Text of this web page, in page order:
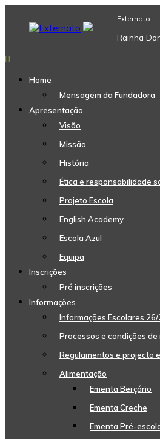
content
Externato
Rainha
Home
Mensagem da Fundadora
Apresentação
Visão
Missão
História
Ética e responsabilidade
Projeto Escola
English Academy
Escola Azul
Equipa
Inscrições
Pré inscrições
Informações
Informações Escolares 26/
Processos e condições de
Regulamentos e projecto
Alimentação
Ementa Berçário
Ementa Creche
Ementa Pré-